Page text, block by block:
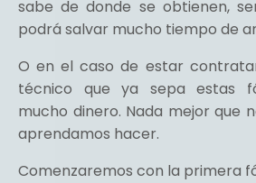
sabe de donde se obtienen,
podrá salvar mucho tiempo de
O en el caso de estar
técnico que ya sepa estas
mucho dinero. Nada mejor que
aprendamos hacer.
Comenzaremos con la primera